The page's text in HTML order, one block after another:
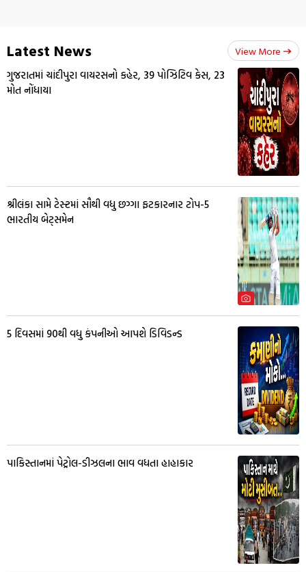
Latest News View More
ગુજરાતમાં ચાંદીપુરા વાયરસનો કહેર, 39 પોઝિટિવ કેસ, 23
મોત નોંધાયા
શ્રીલંકા સામે ટેસ્ટમાં સૌથી વધુ છગ્ગા ફટકારનાર ટોપ-5
ભારતીય બેટ્સમેન
5 દિવસમાં 90થી વધુ કંપનીઓ આપશે ડિવિડન્ડ
પાકિસ્તાનમાં પેટ્રોલ-ડીઝલના ભાવ વધતા હાહાકાર